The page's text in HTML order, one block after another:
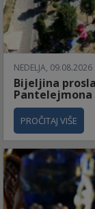
NEDELJA,
Bijeljina
Pantelejmona
PROČITAJ VIŠE